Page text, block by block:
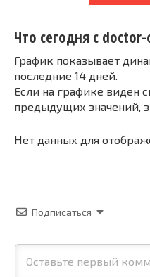
Что сегодня с
График показывает
последние 14 дней.
Если на графике виден
предыдущих значений,
Нет данных для
Подписаться